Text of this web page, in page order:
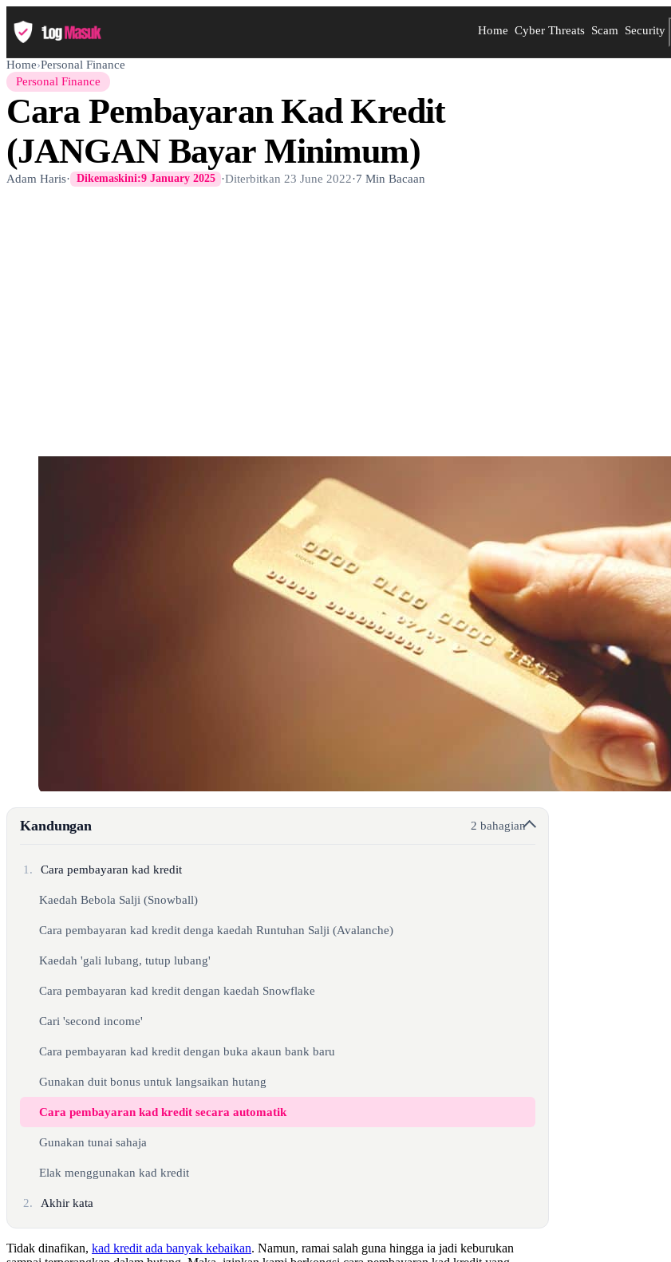
Home Cyber Threats Scam Security
Home›Personal Finance
Personal Finance
Cara Pembayaran Kad Kredit
(JANGAN Bayar Minimum)
Adam Haris· Dikemaskini:9 January 2025 ·Diterbitkan 23 June 2022·7 Min Bacaan
Kandungan 2 bahagian
1. Cara pembayaran kad kredit
Kaedah Bebola Salji (Snowball)
Cara pembayaran kad kredit denga kaedah Runtuhan Salji (Avalanche)
Kaedah 'gali lubang, tutup lubang'
Cara pembayaran kad kredit dengan kaedah Snowflake
Cari 'second income'
Cara pembayaran kad kredit dengan buka akaun bank baru
Gunakan duit bonus untuk langsaikan hutang
Cara pembayaran kad kredit secara automatik
Gunakan tunai sahaja
Elak menggunakan kad kredit
2. Akhir kata
Tidak dinafikan, kad kredit ada banyak kebaikan. Namun, ramai salah guna hingga ia jadi keburukan